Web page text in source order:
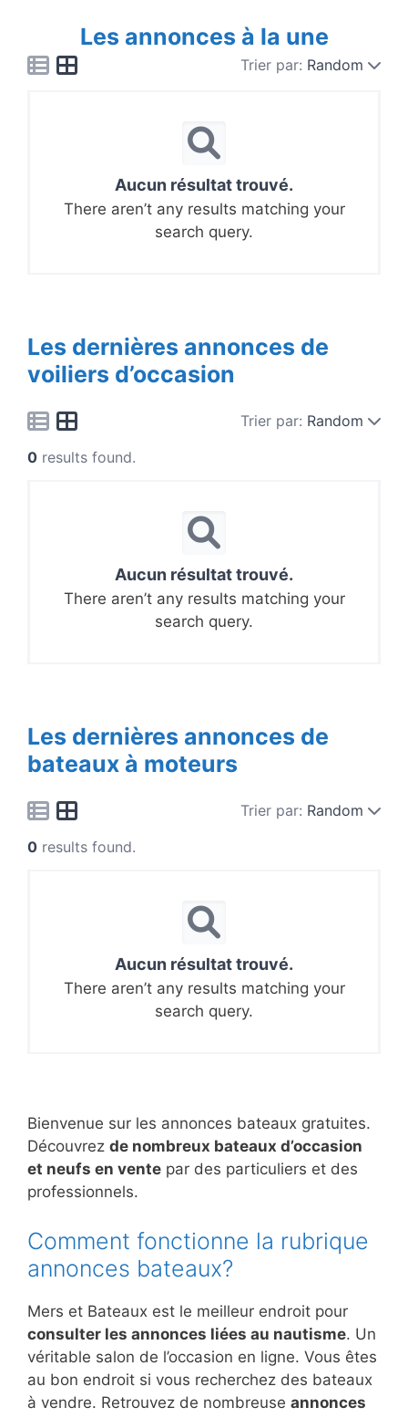
Les annonces à la une
Trier par: Random
Aucun résultat trouvé.
There aren’t any results matching your
search query.
Les dernières annonces de
voiliers d’occasion
Trier par: Random
0 results found.
Aucun résultat trouvé.
There aren’t any results matching your
search query.
Les dernières annonces de
bateaux à moteurs
Trier par: Random
0 results found.
Aucun résultat trouvé.
There aren’t any results matching your
search query.
Bienvenue sur les annonces bateaux gratuites.
Découvrez de nombreux bateaux d’occasion
et neufs en vente par des particuliers et des
professionnels.
Comment fonctionne la rubrique
annonces bateaux?
Mers et Bateaux est le meilleur endroit pour
consulter les annonces liées au nautisme. Un
véritable salon de l’occasion en ligne. Vous êtes
au bon endroit si vous recherchez des bateaux
à vendre. Retrouvez de nombreuse annonces